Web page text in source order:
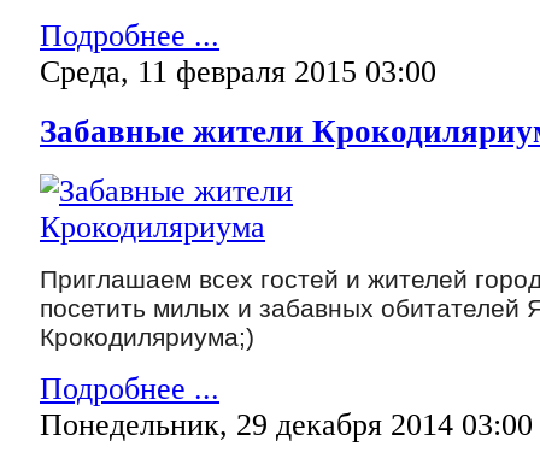
Подробнее ...
Среда, 11 февраля 2015 03:00
Забавные жители
Приглашаем всех гостей и жителей
посетить милых и забавных обитателей
Крокодиляриума;)
Подробнее ...
Понедельник, 29 декабря 2014 03:00